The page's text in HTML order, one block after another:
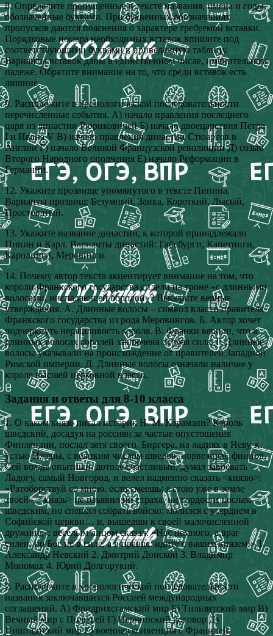
8. Определите пропущенные в тексте названия, имена и годы,
обозначенные буквами. При буквенных обозначениях
пропусков даются пояснения о характере требуемой вставки.
Порядковые номера необходимых вставок впишите под
соответствующими буквами в приведённую таблицу.
Варианты вставок даны в единственном числе, именительном
падеже. Обратите внимание на то, что среди вставок есть
лишние.
9. Расположите в хронологической последовательности
перечисленные события. А) начало правления последнего
царя из династии Рюриковичей Б) начало двоецарствия Петра
I и Ивана V В) начало правления династии Стюартов в
Англии Г) начало Великой Французской революции Д) созыв
Второго Народного ополчения Е) начало Реформации в
Германии.
12. Укажите прозвище упомянутого в тексте Пипина.
Варианты прозвищ: Безумный, Заика, Короткий, Лысый,
Простоватый.
13. Укажите название династии, к которой принадлежали
Пипин и Карл. Варианты династий: Габсбурги, Капетинги,
Каролинги, Меровинги.
14. Почему автор текста акцентирует внимание на том, что
короли Франкского государства сидели на троне «с длинными
волосами, ниспадающей бородой»? Выберите верные
утверждения. А. Длинные волосы – символ власти правителя
Франкского государства из рода Меровингов. Б. Автор хочет
подчеркнуть неряшливость короля. В. Франки верили, что в
длинных волосах королей заключена особая сила. Г. Длинные
волосы указывали на происхождение от правителей Западной
Римской империи. Д. Длинные волосы означали наличие у
короля высшей церковной власти.
Задания и ответы для 8-10 класса
1. О каком князе писал историк Н. М. Карамзин? Король
шведский, досадуя на россиян за частые опустошения
Финляндии, послал зятя своего, Биргера, на ладиях в Неву, к
устью Ижеры, с великим числом шведов, норвежцев, финнов.
Сей вождь опытный, дотоле счастливый, думал завоевать
Ладогу, самый Новгород, и велел надменно сказать <князю>:
«Ратоборствуй со мною, если смеешь; я стою уже в земле
твоей». <князь> не изъявил ни страха, ни гордости послам
шведским, но спешил собрать войско; молился с усердием в
Софийской церкви… и, вышедши к своей малочисленной
дружине, с веселым лицом сказал: «Нас немного, а враг
силён; но Бог не в силе, а в правде: идите с вашим князем!» 1.
Александр Невский 2. Дмитрий Донской 3. Владимир
Мономах 4. Юрий Долгорукий.
2. Расположите в хронологической последовательности
названия заключавшихся Россией международных
соглашений. А) Фридрихсгамский мир Б) Тильзитский мир В)
Вечный мир с Польшей Г) Нерчинский договор Д)
Ништадтский мир Е) военная конвенция с Францией.